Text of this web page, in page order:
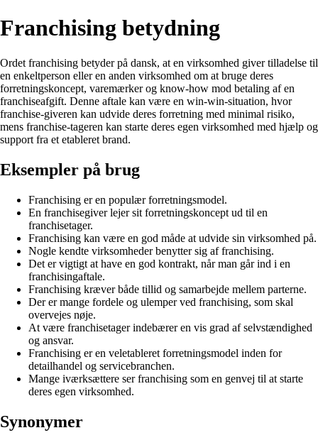
Franchising betydning
Ordet franchising betyder på dansk, at en virksomhed giver tilladelse til
en enkeltperson eller en anden virksomhed om at bruge deres
forretningskoncept, varemærker og know-how mod betaling af en
franchiseafgift. Denne aftale kan være en win-win-situation, hvor
franchise-giveren kan udvide deres forretning med minimal risiko,
mens franchise-tageren kan starte deres egen virksomhed med hjælp og
support fra et etableret brand.
Eksempler på brug
Franchising er en populær forretningsmodel.
En franchisegiver lejer sit forretningskoncept ud til en
franchisetager.
Franchising kan være en god måde at udvide sin virksomhed på.
Nogle kendte virksomheder benytter sig af franchising.
Det er vigtigt at have en god kontrakt, når man går ind i en
franchisingaftale.
Franchising kræver både tillid og samarbejde mellem parterne.
Der er mange fordele og ulemper ved franchising, som skal
overvejes nøje.
At være franchisetager indebærer en vis grad af selvstændighed
og ansvar.
Franchising er en veletableret forretningsmodel inden for
detailhandel og servicebranchen.
Mange iværksættere ser franchising som en genvej til at starte
deres egen virksomhed.
Synonymer